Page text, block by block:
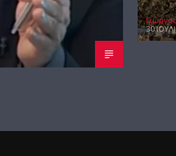
30